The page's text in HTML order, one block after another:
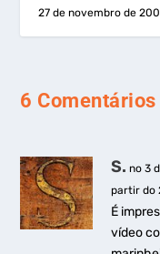
27 de novembro de
6 Comentários
S. no 3
partir do
É
vídeo